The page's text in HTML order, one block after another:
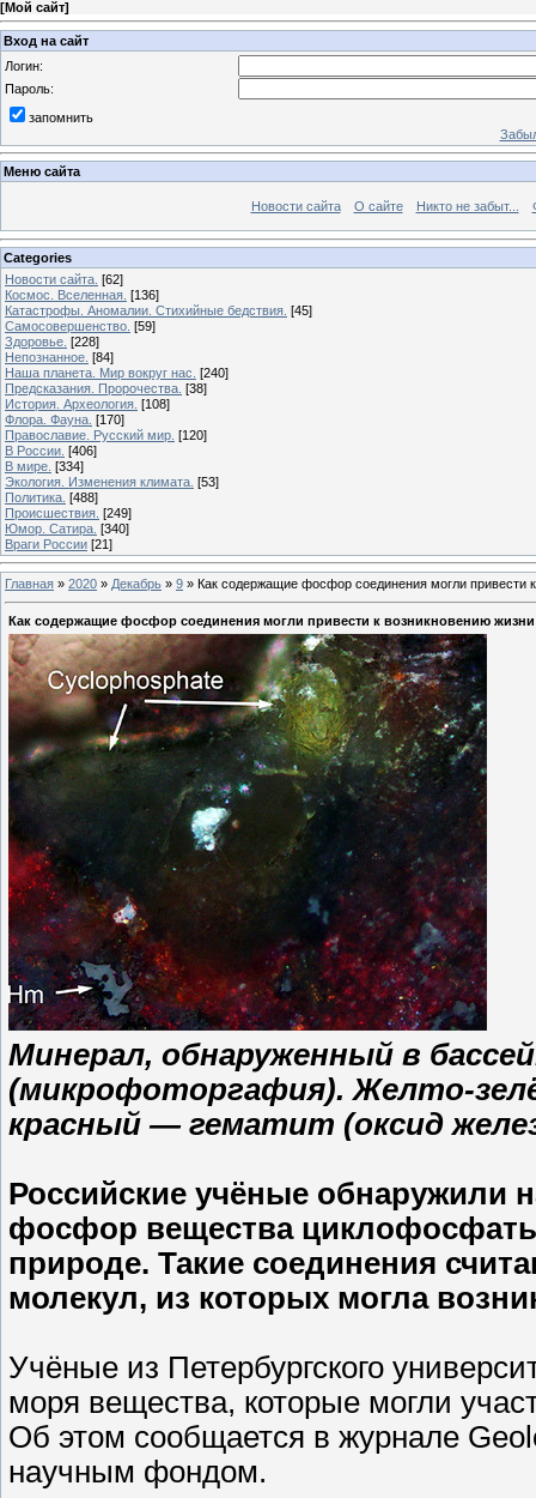
[Мой сайт]
Вход на сайт
Логин:
Пароль:
запомнить
Меню сайта
Новости сайта О сайте Никто не забыт...
Categories
Новости сайта. [62]
Космос. Вселенная. [136]
Катастрофы. Аномалии. Стихийные бедствия. [45]
Самосовершенство. [59]
Здоровье. [228]
Непознанное. [84]
Наша планета. Мир вокруг нас. [240]
Предсказания. Пророчества. [38]
История. Археология. [108]
Флора. Фауна. [170]
Православие. Русский мир. [120]
В России. [406]
В мире. [334]
Экология. Изменения климата. [53]
Политика. [488]
Происшествия. [249]
Юмор. Сатира. [340]
Враги России [21]
Главная » 2020 » Декабрь » 9 » Как содержащие фосфор соединения могли привести
Как содержащие фосфор соединения могли привести к возникновению
Минерал, обнаруженный в
(микрофоторгафия). Желто-
красный — гематит (оксид
Российские учёные обнаружили
фосфор вещества
природе. Такие соединения
молекул, из которых могла
Учёные из Петербургского
моря вещества, которые могли
Об этом сообщается в журнале
научным фондом.